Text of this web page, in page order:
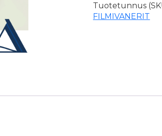
Tuotetunnus
FILMIVANERIT